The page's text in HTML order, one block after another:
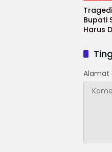
Bupati
Harus
Alamat